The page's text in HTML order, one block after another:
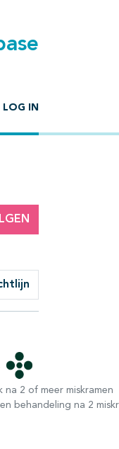
LOG IN
na 2 of meer miskramen
behandeling na 2